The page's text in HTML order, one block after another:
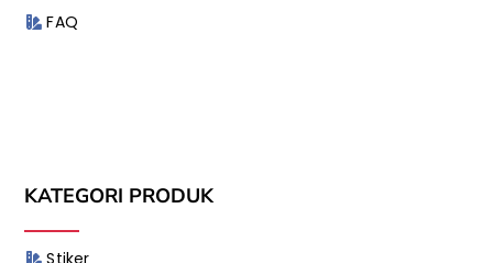
FAQ
KATEGORI PRODUK
Stiker